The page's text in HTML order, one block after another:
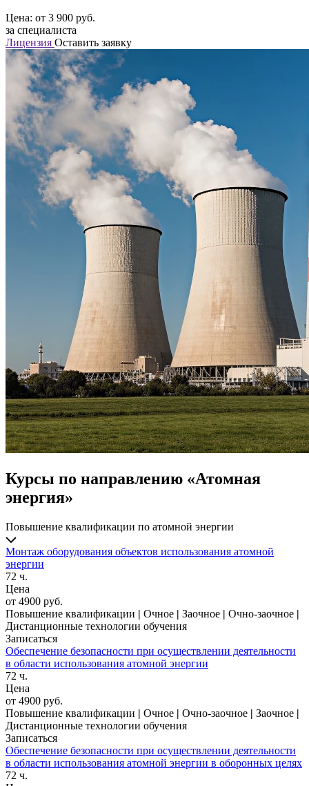
Цена: от 3 900 руб.
за специалиста
Лицензия Оставить заявку
Курсы по направлению «Атомная
энергия»
Повышение квалификации по атомной энергии
Монтаж оборудования объектов использования атомной
энергии
72 ч.
Цена
от 4900 руб.
Повышение квалификации | Очное | Заочное | Очно-заочное |
Дистанционные технологии обучения
Записаться
Обеспечение безопасности при осуществлении деятельности
в области использования атомной энергии
72 ч.
Цена
от 4900 руб.
Повышение квалификации | Очное | Очно-заочное | Заочное |
Дистанционные технологии обучения
Записаться
Обеспечение безопасности при осуществлении деятельности
в области использования атомной энергии в оборонных целях
72 ч.